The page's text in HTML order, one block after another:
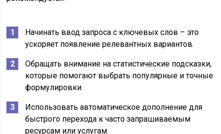
Начинать ввод запроса с ключевых слов – это
ускоряет появление релевантных вариантов.
Обращать внимание на статистические подсказки,
которые помогают выбрать популярные и точные
формулировки.
Использовать автоматическое дополнение для
быстрого перехода к часто запрашиваемым
ресурсам или услугам.